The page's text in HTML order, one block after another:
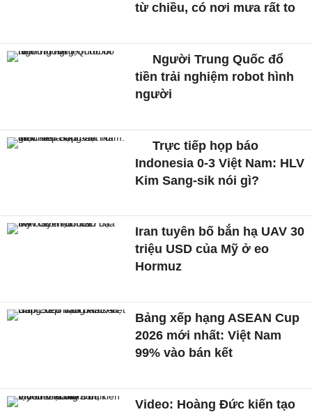
từ chiều, có nơi mưa rất to
Người Trung Quốc đổ
tiền trải nghiệm robot hình
người
Trực tiếp họp báo
Indonesia 0-3 Việt Nam: HLV
Kim Sang-sik nói gì?
Iran tuyên bố bắn hạ UAV 30
triệu USD của Mỹ ở eo
Hormuz
Bảng xếp hạng ASEAN Cup
2026 mới nhất: Việt Nam
99% vào bán kết
Video: Hoàng Đức kiến tạo